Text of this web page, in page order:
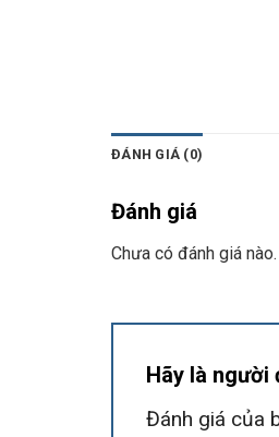
ĐÁNH GIÁ (0)
Đánh giá
Chưa có đánh giá nào.
Hãy là người
Đánh giá của